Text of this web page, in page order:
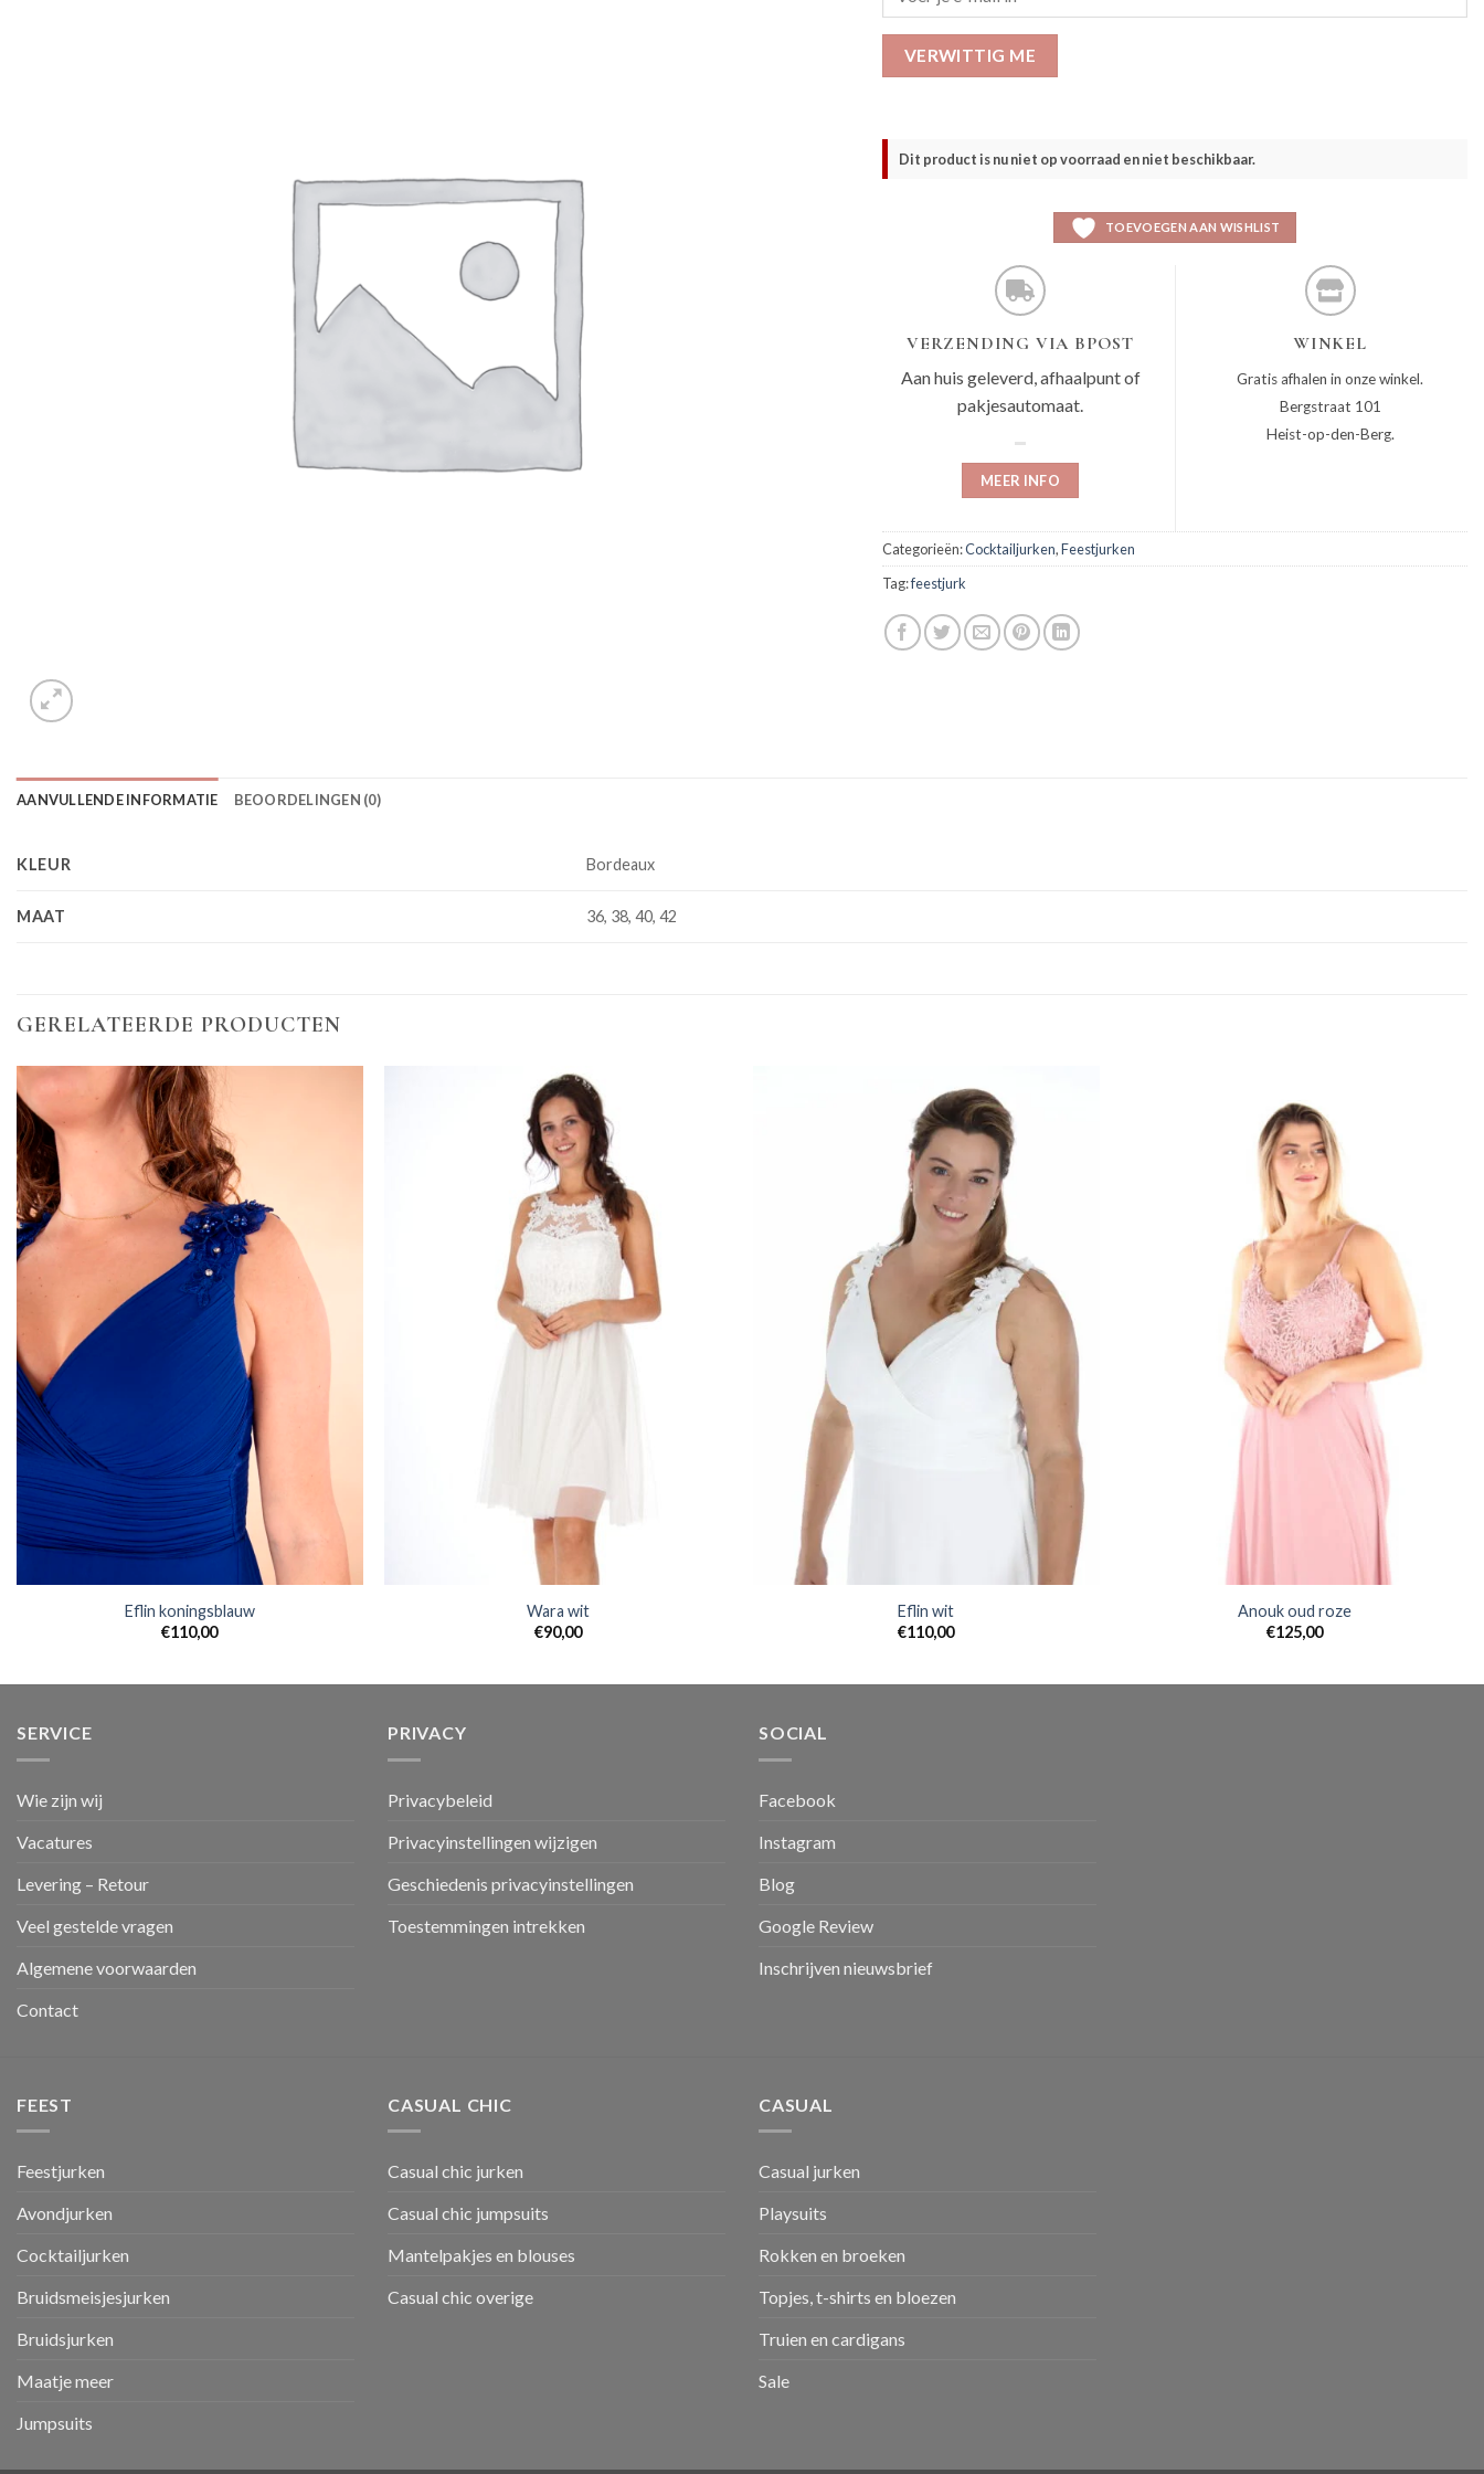
VERWITTIG ME
Dit product is nu niet op voorraad en niet beschikbaar.
TOEVOEGEN AAN WISHLIST
VERZENDING VIA BPOST
Aan huis geleverd, afhaalpunt of
pakjesautomaat.
MEER INFO
WINKEL
Gratis afhalen in onze winkel.
Bergstraat 101
Heist-op-den-Berg.
Categorieën:Cocktailjurken,Feestjurken
Tag:feestjurk
AANVULLENDE INFORMATIE BEOORDELINGEN (0)
KLEUR Bordeaux
MAAT 36, 38, 40, 42
GERELATEERDE PRODUCTEN
Eflin koningsblauw
€110,00
Wara wit
€90,00
Eflin wit
€110,00
Anouk oud roze
€125,00
SERVICE
Wie zijn wij
Vacatures
Levering – Retour
Veel gestelde vragen
Algemene voorwaarden
Contact
PRIVACY
Privacybeleid
Privacyinstellingen wijzigen
Geschiedenis privacyinstellingen
Toestemmingen intrekken
SOCIAL
Facebook
Instagram
Blog
Google Review
Inschrijven nieuwsbrief
FEEST
Feestjurken
Avondjurken
Cocktailjurken
Bruidsmeisjesjurken
Bruidsjurken
Maatje meer
Jumpsuits
CASUAL CHIC
Casual chic jurken
Casual chic jumpsuits
Mantelpakjes en blouses
Casual chic overige
CASUAL
Casual jurken
Playsuits
Rokken en broeken
Topjes, t-shirts en bloezen
Truien en cardigans
Sale